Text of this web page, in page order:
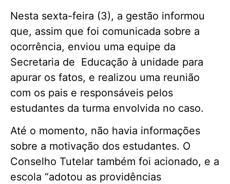
Nesta sexta-feira (3), a gestão informou
que, assim que foi comunicada sobre a
ocorrência, enviou uma equipe da
Secretaria de Educação à unidade para
apurar os fatos, e realizou uma reunião
com os pais e responsáveis pelos
estudantes da turma envolvida no caso.
Até o momento, não havia informações
sobre a motivação dos estudantes. O
Conselho Tutelar também foi acionado, e a
escola “adotou as providências